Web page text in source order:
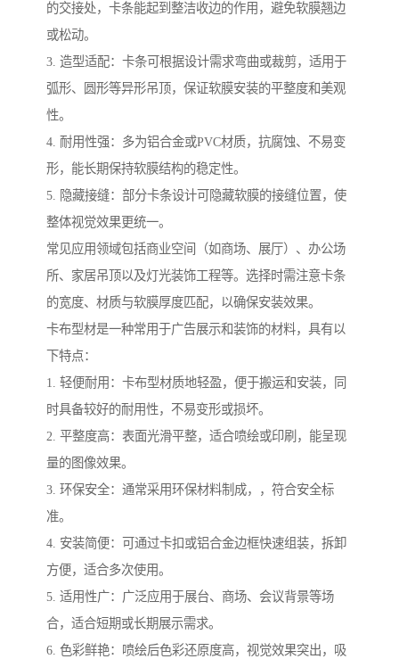
的交接处，卡条能起到整洁收边的作用，避免软膜翘边
或松动。
3. 造型适配：卡条可根据设计需求弯曲或裁剪，适用于
弧形、圆形等异形吊顶，保证软膜安装的平整度和美观
性。
4. 耐用性强：多为铝合金或PVC材质，抗腐蚀、不易变
形，能长期保持软膜结构的稳定性。
5. 隐藏接缝：部分卡条设计可隐藏软膜的接缝位置，使
整体视觉效果更统一。
常见应用领域包括商业空间（如商场、展厅）、办公场
所、家居吊顶以及灯光装饰工程等。选择时需注意卡条
的宽度、材质与软膜厚度匹配，以确保安装效果。
卡布型材是一种常用于广告展示和装饰的材料，具有以
下特点：
1. 轻便耐用：卡布型材质地轻盈，便于搬运和安装，同
时具备较好的耐用性，不易变形或损坏。
2. 平整度高：表面光滑平整，适合喷绘或印刷，能呈现
量的图像效果。
3. 环保安全：通常采用环保材料制成，，符合安全标
准。
4. 安装简便：可通过卡扣或铝合金边框快速组装，拆卸
方便，适合多次使用。
5. 适用性广：广泛应用于展台、商场、会议背景等场
合，适合短期或长期展示需求。
6. 色彩鲜艳：喷绘后色彩还原度高，视觉效果突出，吸